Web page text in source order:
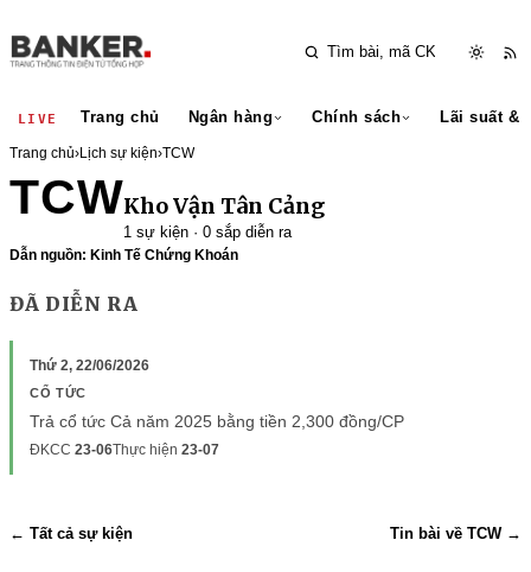
LIVE Trang chủ Ngân hàng Chính sách Lãi suất &
Trang chủ›Lịch sự kiện›TCW
TCWKho Vận Tân Cảng
1 sự kiện · 0 sắp diễn ra
Dẫn nguồn: Kinh Tế Chứng Khoán
ĐÃ DIỄN RA
Thứ 2, 22/06/2026
CỔ TỨC
Trả cổ tức Cả năm 2025 bằng tiền 2,300 đồng/CP
ĐKCC 23-06Thực hiện 23-07
← Tất cả sự kiện Tin bài về TCW →